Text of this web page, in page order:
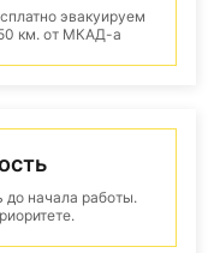
эвакуируем
км. от МКАД-а
до начала работы.